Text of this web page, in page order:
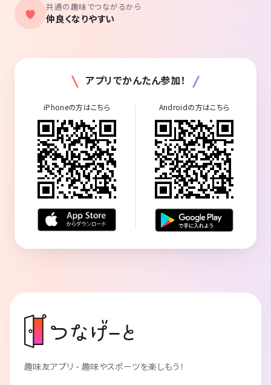
共通の趣味でつながるから
仲良くなりやすい
アプリでかんたん参加！
iPhoneの方はこちら Androidの方はこちら
趣味友アプリ - 趣味やスポーツを楽しもう！